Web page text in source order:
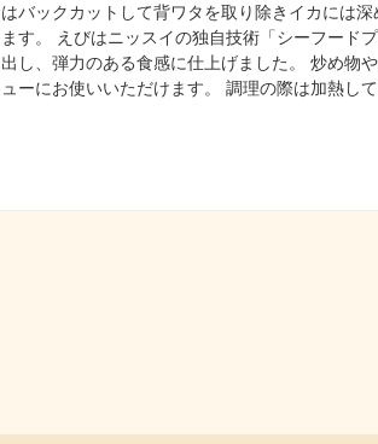
はバックカットして背ワタを取り除きイカには
ます。 えびはニッスイの独自技術「シーフード
出し、弾力のある食感に仕上げました。 炒め物
ューにお使いいただけます。 調理の際は加熱して